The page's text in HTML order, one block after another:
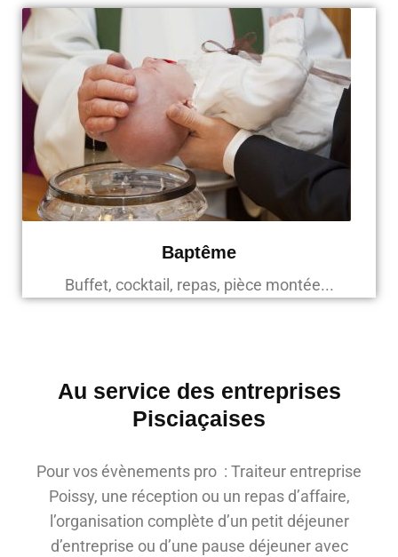
Baptême
Buffet, cocktail, repas, pièce montée...
Au service des entreprises
Pisciaçaises
Pour vos évènements pro : Traiteur entreprise
Poissy, une réception ou un repas d’affaire,
l’organisation complète d’un petit déjeuner
d’entreprise ou d’une pause déjeuner avec